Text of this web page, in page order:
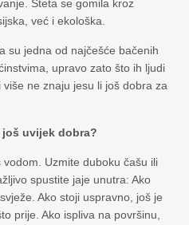
Šteta se gomila kroz
već i ekološka.
su jedna od najčešće bačenih
upravo zato što ih ljudi
ne znaju jesu li još dobra za
uvijek dobra?
Uzmite duboku čašu ili
spustite jaje unutra: Ako
Ako stoji uspravno, još je
prije. Ako ispliva na površinu,